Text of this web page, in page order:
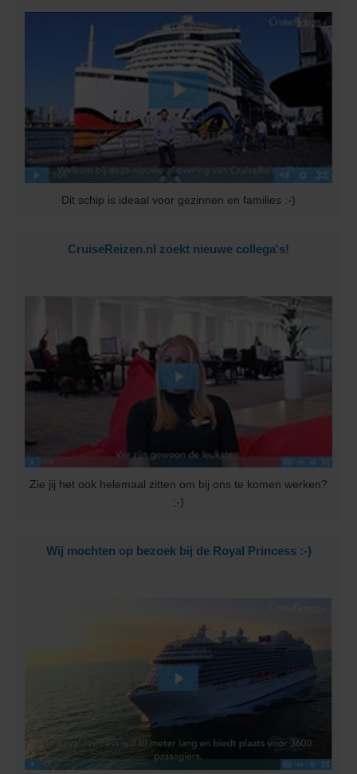
Dit schip is ideaal voor gezinnen en families :-)
CruiseReizen.nl zoekt nieuwe collega's!
Zie jij het ook helemaal zitten om bij ons te komen werken?
;-)
Wij mochten op bezoek bij de Royal Princess :-)